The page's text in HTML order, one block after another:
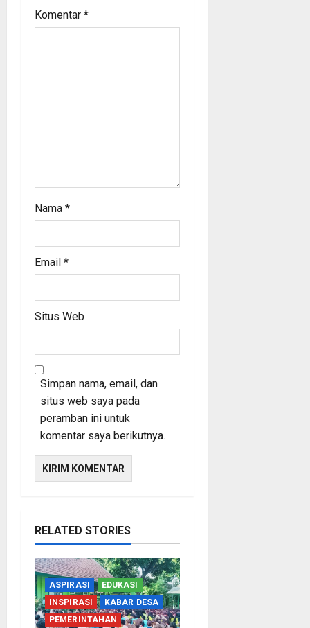
iKomentar *
Nama *
Email *
Situs Web
Simpan nama, email, dan
situs web saya pada
peramban ini untuk
komentar saya berikutnya.
RELATED STORIES
ASPIRASI
EDUKASI
INSPIRASI
KABAR DESA
PEMERINTAHAN